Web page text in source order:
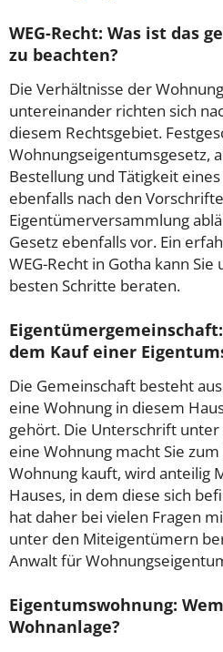
WEG-Recht: Was ist das
zu beachten?
Die Verhältnisse der
untereinander richten sich
diesem Rechtsgebiet.
Wohnungseigentumsgesetz,
Bestellung und Tätigkeit
ebenfalls nach den
Eigentümerversammlung
Gesetz ebenfalls vor. Ein
WEG-Recht in Gotha kann
besten Schritte beraten.
dem Kauf einer
Die Gemeinschaft besteht
eine Wohnung in diesem
gehört. Die Unterschrift unter
eine Wohnung macht Sie
Wohnung kauft, wird anteilig
Hauses, in dem diese sich
hat daher bei vielen Fragen
unter den Miteigentümern
Anwalt für
Eigentumswohnung:
Wohnanlage?